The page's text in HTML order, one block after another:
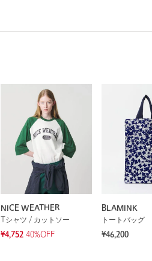
NICE WEATHER
Tシャツ / カットソー
¥4,752 40%OFF
BLAMINK
トートバッグ
¥46,200